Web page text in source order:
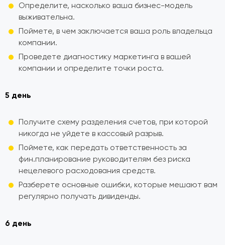
Определите, насколько ваша бизнес-модель
выживательна.
Поймете, в чем заключается ваша роль владельца
компании.
Проведете диагностику маркетинга в вашей
компании и определите точки роста.
5 день
Получите схему разделения счетов, при которой
никогда не уйдете в кассовый разрыв.
Поймете, как передать ответственность за
фин.планирование руководителям без риска
нецелевого расходования средств.
Разберете основные ошибки, которые мешают вам
регулярно получать дивиденды.
6 день